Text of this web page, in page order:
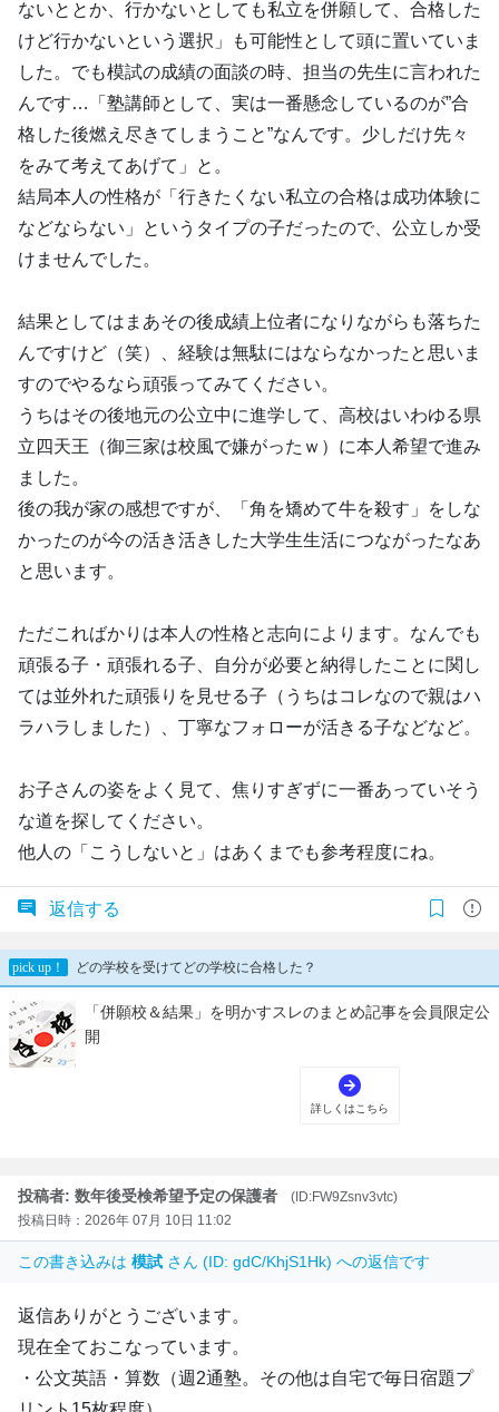
ないととか、行かないとしても私立を併願して、合格した
けど行かないという選択」も可能性として頭に置いていま
した。でも模試の成績の面談の時、担当の先生に言われた
んです…「塾講師として、実は一番懸念しているのが”合
格した後燃え尽きてしまうこと”なんです。少しだけ先々
をみて考えてあげて」と。
結局本人の性格が「行きたくない私立の合格は成功体験に
などならない」というタイプの子だったので、公立しか受
けませんでした。
結果としてはまあその後成績上位者になりながらも落ちた
んですけど（笑）、経験は無駄にはならなかったと思いま
すのでやるなら頑張ってみてください。
うちはその後地元の公立中に進学して、高校はいわゆる県
立四天王（御三家は校風で嫌がったｗ）に本人希望で進み
ました。
後の我が家の感想ですが、「角を矯めて牛を殺す」をしな
かったのが今の活き活きした大学生生活につながったなあ
と思います。
ただこればかりは本人の性格と志向によります。なんでも
頑張る子・頑張れる子、自分が必要と納得したことに関し
ては並外れた頑張りを見せる子（うちはコレなので親はハ
ラハラしました）、丁寧なフォローが活きる子などなど。
お子さんの姿をよく見て、焦りすぎずに一番あっていそう
な道を探してください。
他人の「こうしないと」はあくまでも参考程度にね。
返信する
投稿者: 数年後受検希望予定の保護者
(ID:FW9Zsnv3vtc)
投稿日時：2026年 07月 10日 11:02
この書き込みは 模試 さん (ID: gdC/KhjS1Hk) への返信です
返信ありがとうございます。
現在全ておこなっています。
・公文英語・算数（週2通塾。その他は自宅で毎日宿題プ